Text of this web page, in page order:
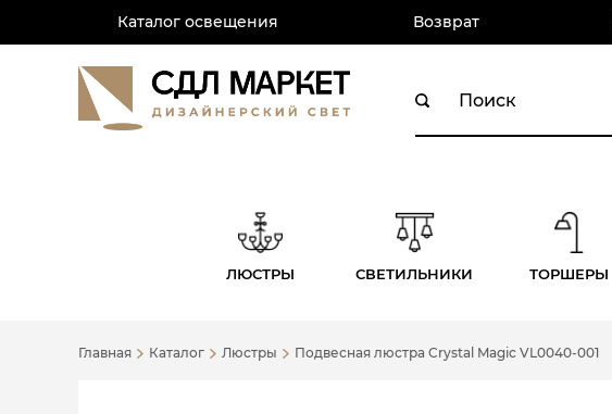
Каталог освещения Возврат
ЛЮСТРЫ СВЕТИЛЬНИКИ ТОРШЕРЫ
Главная Каталог Люстры Подвесная люстра Crystal Magic VL0040-001